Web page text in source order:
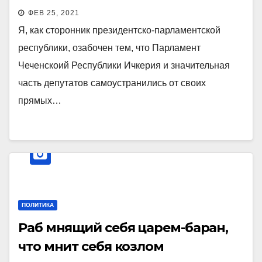
ФЕВ 25, 2021
Я, как сторонник президентско-парламентской
республики, озабочен тем, что Парламент
Чеченскоий Республики Ичкерия и значительная
часть депутатов самоустранились от своих
прямых…
ПОЛИТИКА
Раб мнящий себя царем-баран,
что мнит себя козлом